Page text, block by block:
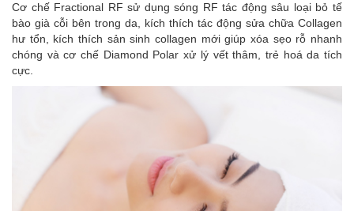
Cơ chế Fractional RF sử dụng sóng RF tác động sâu loại bỏ tế
bào già cỗi bên trong da, kích thích tác động sửa chữa Collagen
hư tổn, kích thích sản sinh collagen mới giúp xóa sẹo rỗ nhanh
chóng và cơ chế Diamond Polar xử lý vết thâm, trẻ hoá da tích
cực.